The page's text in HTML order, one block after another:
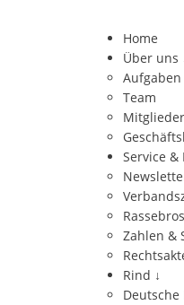
Home
Über uns
Team
Service &
Zahlen &
Rind ↓
Deutsche